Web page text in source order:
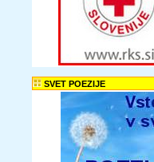
SVET POEZIJE